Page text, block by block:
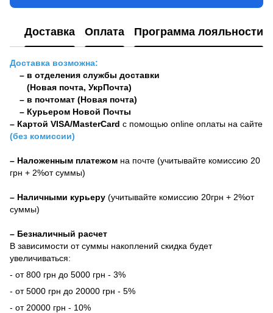
Доставка Оплата Программа лояльности
Доставка возможна:
– в отделения службы доставки
(Новая почта, УкрПочта)
– в почтомат (Новая почта)
– Курьером Новой Почты
– Картой VISA/MasterCard с помощью online оплаты на сайте
(без комиссии)
– Наложенным платежом на почте (учитывайте комиссию 20
грн + 2%от суммы)
– Наличными курьеру (учитывайте комиссию 20грн + 2%от
суммы)
– Безналичный расчет
В зависимости от суммы накоплений скидка будет
увеличиваться:
- от 800 грн до 5000 грн - 3%
- от 5000 грн до 20000 грн - 5%
- от 20000 грн - 10%